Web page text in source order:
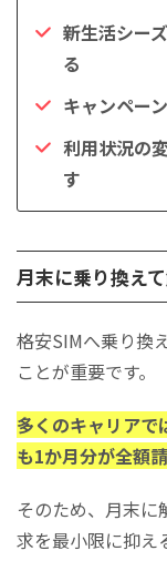
新生活シー
る
キャンペー
利用状況の
す
月末に乗り換え
格安SIMへ乗り換
ことが重要です。
多くのキャリアで
も1か月分が全額
そのため、月末
求を最小限に抑え